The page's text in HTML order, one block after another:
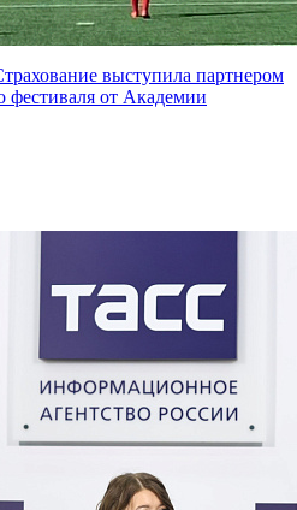
выступила партнером
фестиваля от Академии